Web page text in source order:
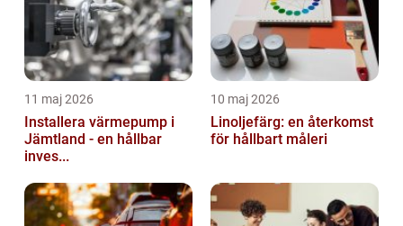
11 maj 2026
Installera värmepump i
Jämtland - en hållbar
inves...
10 maj 2026
Linoljefärg: en återkomst
för hållbart måleri